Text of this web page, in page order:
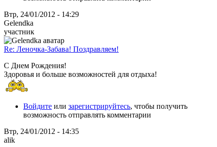
Втр, 24/01/2012 - 14:29
Gelendka
участник
Re: Леночка-Забава! Поздравляем!
С Днем Рождения!
Здоровья и больше возможностей для отдыха!
Войдите или зарегистрируйтесь, чтобы получить
возможность отправлять комментарии
Втр, 24/01/2012 - 14:35
alik